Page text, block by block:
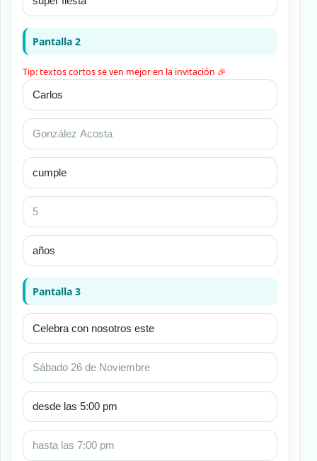
Pantalla 2
Tip: textos cortos se ven mejor en la invitación 🎉
Pantalla 3